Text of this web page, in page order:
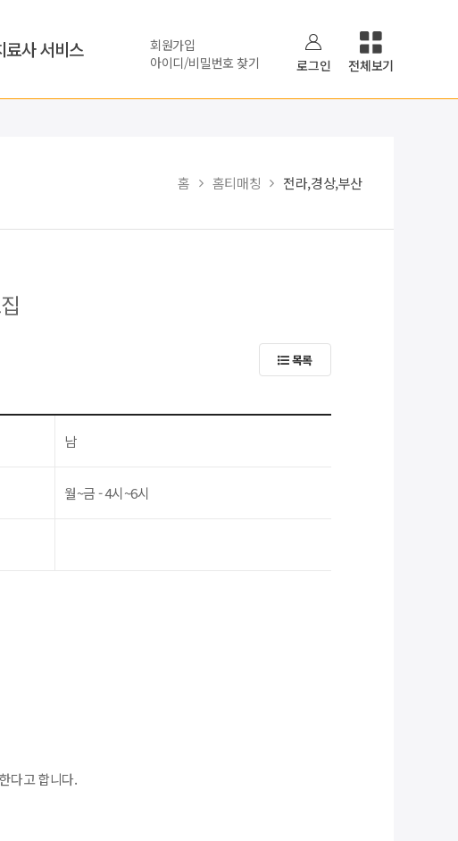
료사 서비스
회원가입
아이디/비밀번호 찾기
로그인 전체보기
홈 홈티매칭 전라,경상,부산
목록
남
월~금 - 4시~6시
다고 합니다.